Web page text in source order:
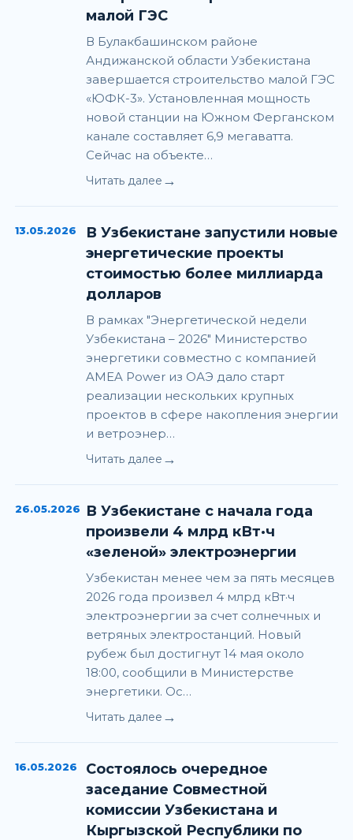
малой ГЭС
В Булакбашинском районе
Андижанской области Узбекистана
завершается строительство малой ГЭС
«ЮФК-3». Установленная мощность
новой станции на Южном Ферганском
канале составляет 6,9 мегаватта.
Сейчас на объекте…
Читать далее →
13.05.2026
В Узбекистане запустили новые
энергетические проекты
стоимостью более миллиарда
долларов
В рамках "Энергетической недели
Узбекистана – 2026" Министерство
энергетики совместно с компанией
AMEA Power из ОАЭ дало старт
реализации нескольких крупных
проектов в сфере накопления энергии
и ветроэнер…
Читать далее →
26.05.2026
В Узбекистане с начала года
произвели 4 млрд кВт·ч
«зеленой» электроэнергии
Узбекистан менее чем за пять месяцев
2026 года произвел 4 млрд кВт·ч
электроэнергии за счет солнечных и
ветряных электростанций. Новый
рубеж был достигнут 14 мая около
18:00, сообщили в Министерстве
энергетики. Ос…
Читать далее →
16.05.2026
Состоялось очередное
заседание Совместной
комиссии Узбекистана и
Кыргызской Республики по